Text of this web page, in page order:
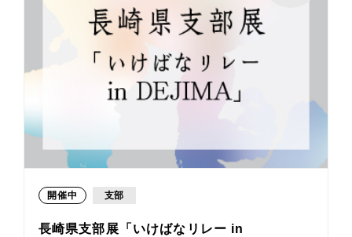
開催中 支部
長崎県支部展「いけばなリレー in